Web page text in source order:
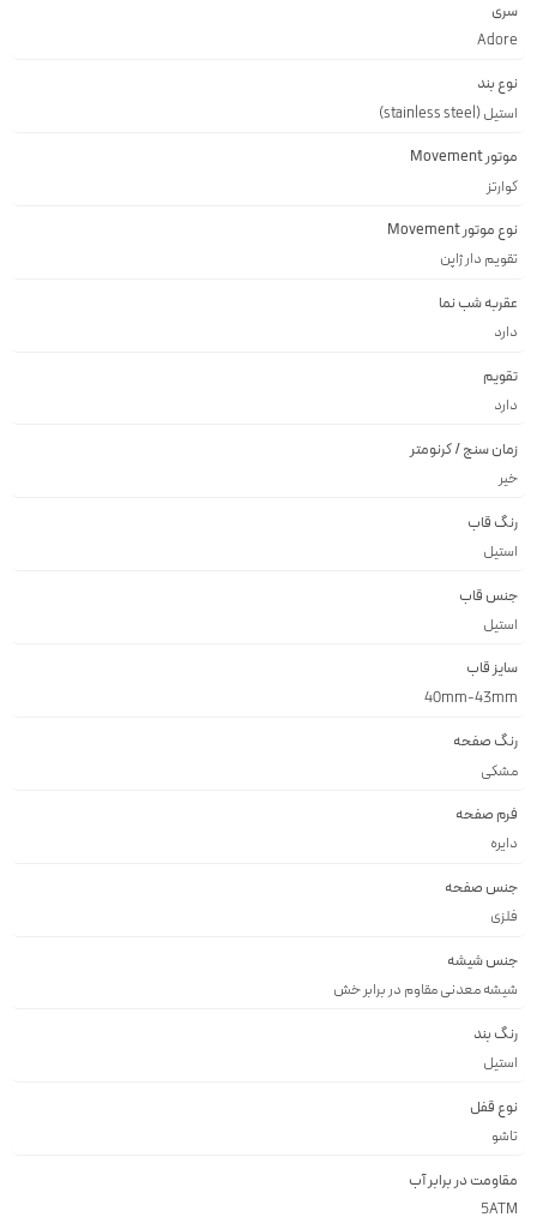
سری
Adore
نوع بند
استیل (stainless steel)
موتور Movement
کوارتز
نوع موتور Movement
تقويم دار ژاپن
عقربه شب نما
دارد
تقویم
دارد
زمان سنج / کرنومتر
خیر
رنگ قاب
استيل
جنس قاب
استيل
سایز قاب
40mm-43mm
رنگ صفحه
مشكى
فرم صفحه
دايره
جنس صفحه
فلزى
جنس شیشه
شيشه معدنى مقاوم در برابر خش
رنگ بند
استيل
نوع قفل
تاشو
مقاومت در برابر آب
5ATM